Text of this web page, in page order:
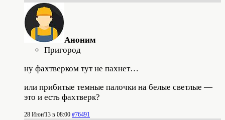
Аноним
Пригород
ну фахтверком тут не пахнет…
или прибитые темные палочки на белые светлые —
это и есть фахтверк?
28 Июн'13 в 08:00 #76491